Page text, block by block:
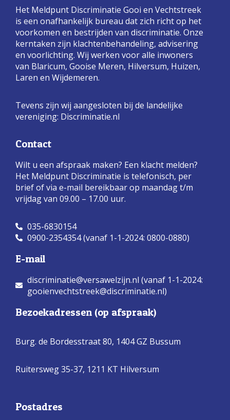
Het Meldpunt Discriminatie Gooi en Vechtstreek
is een onafhankelijk bureau dat zich richt op het
voorkomen en bestrijden van discriminatie. Onze
kerntaken zijn klachtenbehandeling, advisering
en voorlichting. Wij werken voor alle inwoners
van Blaricum, Gooise Meren, Hilversum, Huizen,
Laren en Wijdemeren.
Tevens zijn wij aangesloten bij de landelijke
vereniging: Discriminatie.nl
Contact
Wilt u een afspraak maken? Een klacht melden?
Het Meldpunt Discriminatie is telefonisch, per
brief of via e-mail bereikbaar op maandag t/m
vrijdag van 09.00 – 17.00 uur.
035-6830154
0900-2354354 (vanaf 1-1-2024: 0800-0880)
E-mail
discriminatie@versawelzijn.nl (vanaf 1-1-2024:
gooienvechtstreek@discriminatie.nl)
Bezoekadressen (op afspraak)
Burg. de Bordesstraat 80, 1404 GZ Bussum
Ruitersweg 35-37, 1211 KT Hilversum
Postadres